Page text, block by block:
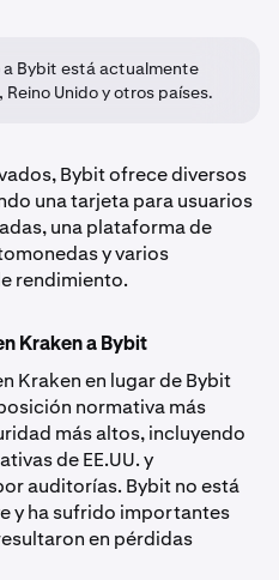
a Bybit está actualmente
Reino Unido y otros países.
Bybit ofrece diversos
una tarjeta para usuarios
una plataforma de
y varios
rendimiento.
Kraken a Bybit
Kraken en lugar de Bybit
normativa más
más altos, incluyendo
de EE.UU. y
auditorías. Bybit no está
y ha sufrido importantes
en pérdidas